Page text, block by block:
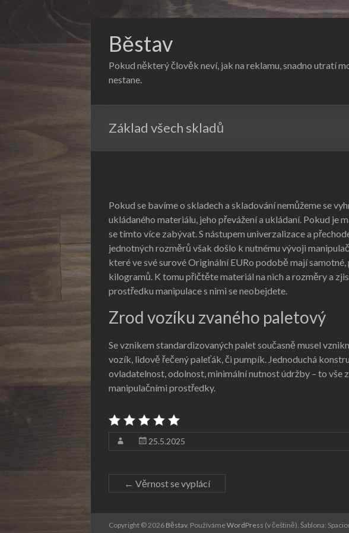
Běstav
Pokud některý člověk neví, jak na reklamu, snadno utratí
nestane.
Základ všech skladů
Pokud se bavíme o skladech a skladování nemůžeme se
ukládaného materiálu, jeho převážení a ukládaní. Pokud je
se tímto více zabývat. S nástupem univerzalizace a
jednotných rozměrů však došlo k nutnému vývoji
které ve své surové Originální EURo podobě mají
kilogramů. K tomu přičtěte materiál na nich a rozměry a
prostředku manipulace s nimi se neobejdete.
Zrod vozíku zvaného paletový
Se vznikem standardizovaných palet současně musel
vozík, lidově řečený paleťák, či pumpík. Jednoduchá
ovladatelnost, odolnost, minimální nutnost údržby – to vše
manipulačními prostředky.
25.5.2025
← Věrnost se vyplácí
Copyright © 2026 Běstav. PoužívámeWordPress (v češtině). Šablona: